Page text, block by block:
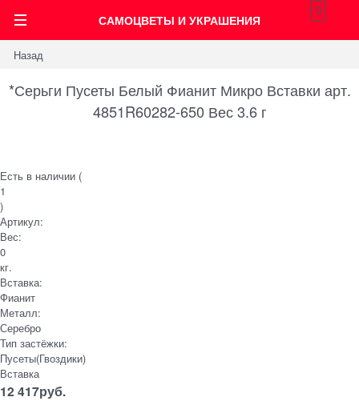
САМОЦВЕТЫ И УКРАШЕНИЯ
0
Назад
*Серьги Пусеты Белый Фианит Микро Вставки арт.
4851R60282-650 Вес 3.6 г
Есть в наличии (
1
)
Артикул:
Вес:
0
кг.
Вставка:
Фианит
Металл:
Серебро
Тип застёжки:
Пусеты(Гвоздики)
Вставка
12 417руб.